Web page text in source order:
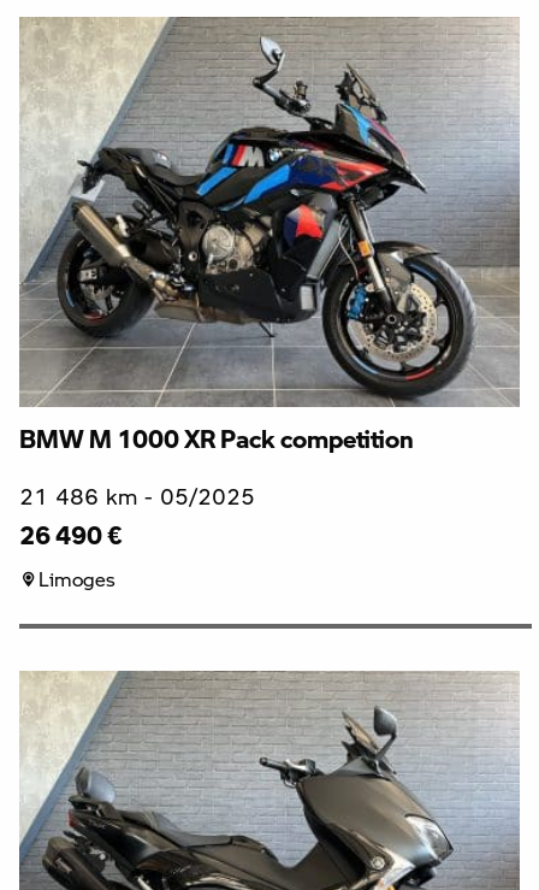
BMW M 1000 XR Pack competition
21 486 km - 05/2025
26 490 €
Limoges